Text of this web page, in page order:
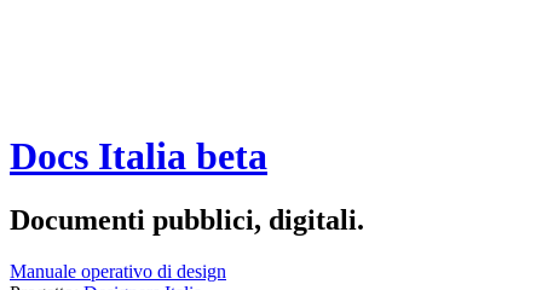
Docs Italia beta
Documenti pubblici, digitali.
Manuale operativo di design